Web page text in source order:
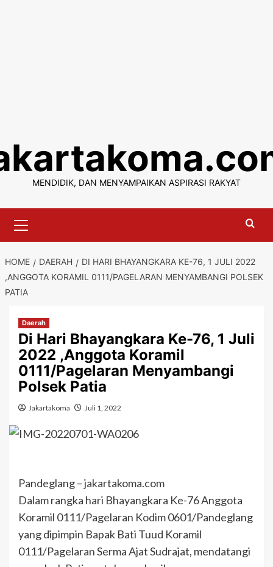
content
MENDIDIK, DAN MENYAMPAIKAN ASPIRASI RAKYAT
Menu
HOME DAERAH
DI HARI BHAYANGKARA KE-76, 1 JULI 2022
,ANGGOTA KORAMIL 0111/PAGELARAN MENYAMBANGI POLSEK
PATIA
Daerah
Di Hari Bhayangkara Ke-76, 1 Juli
2022 ,Anggota Koramil
0111/Pagelaran Menyambangi
Polsek Patia
Jakartakoma Juli 1, 2022
Pandeglang – jakartakoma.com
Dalam rangka hari Bhayangkara Ke-76 Anggota
Koramil 0111/Pagelaran Kodim 0601/Pandeglang
yang dipimpin Bapak Bati Tuud Koramil
0111/Pagelaran Serma Ajat Sudrajat, mendatangi